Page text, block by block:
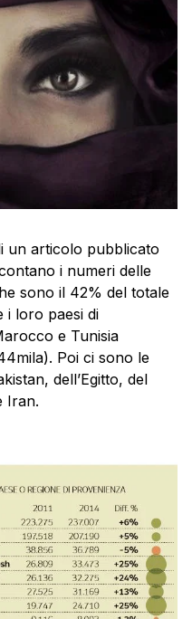
un articolo pubblicato
i numeri delle
sono il 42% del totale
i loro paesi di
e Tunisia
Poi ci sono le
dell’Egitto, del
Iran.